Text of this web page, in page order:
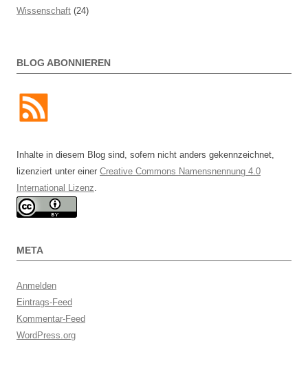
Wissenschaft (24)
BLOG ABONNIEREN
Inhalte in diesem Blog sind, sofern nicht anders gekennzeichnet,
lizenziert unter einer Creative Commons Namensnennung 4.0
International Lizenz
META
Anmelden
Eintrags-Feed
Kommentar-Feed
WordPress.org